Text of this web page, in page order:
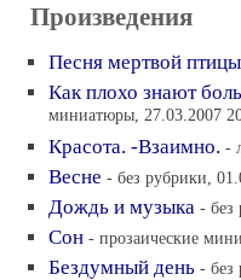
Произведения
Песня мертвой
Как плохо знают
миниатюры, 27.03.2007
Красота. -Взаимно. -
Весне - без рубрики,
Дождь и музыка - без
Сон - прозаические
Бездумный день - без